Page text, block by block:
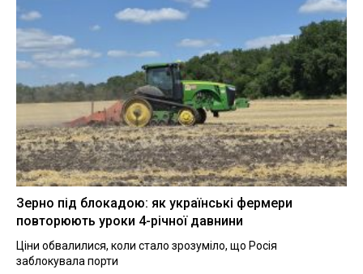
Зерно під блокадою: як українські фермери
повторюють уроки 4-річної давнини
Ціни обвалилися, коли стало зрозуміло, що Росія
заблокувала порти